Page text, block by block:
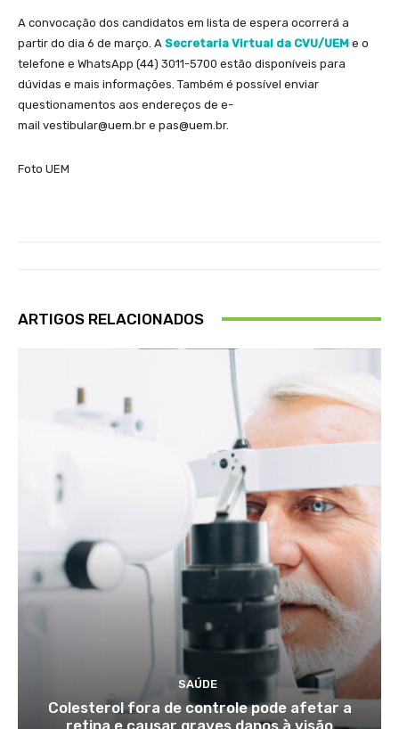
A convocação dos candidatos em lista de espera ocorrerá a
partir do dia 6 de março. A Secretaria Virtual da CVU/UEM e o
telefone e WhatsApp (44) 3011-5700 estão disponíveis para
dúvidas e mais informações. Também é possível enviar
questionamentos aos endereços de e-
mail vestibular@uem.br e pas@uem.br.
Foto UEM
ARTIGOS RELACIONADOS
SAÚDE
Colesterol fora de controle pode afetar a